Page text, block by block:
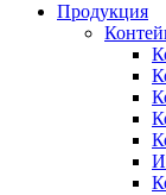
Продукция